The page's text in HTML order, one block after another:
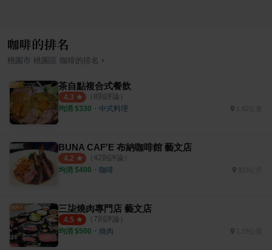
咖啡的排名
桃園市 桃園區 咖啡 的排名 ›
茶自點複合式餐飲
4.3 （ 8則評論）
均消 $330 ・ 中式料理
BUNA CAF'E 布納咖啡館 藝文店
4.2 （ 42則評論）
均消 $400 ・ 咖啡
三柒燒肉專門店 藝文店
4.5 （ 7則評論）
均消 $500 ・ 燒肉